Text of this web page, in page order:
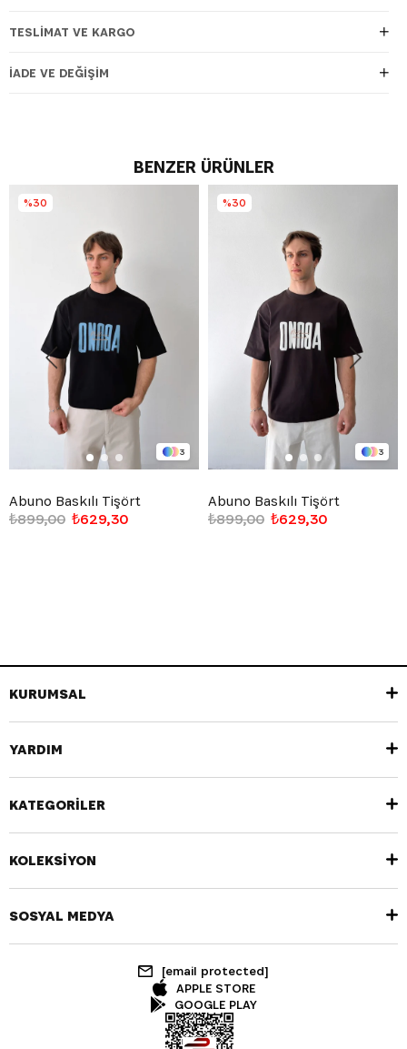
TESLIMAT VE KARGO
İADE VE DEĞIŞIM
BENZER ÜRÜNLER
3
Abuno Baskılı Tişört
₺629,30
₺899,00
%30
3
Abuno Baskılı Tişört
₺629,30
₺899,00
%30
KURUMSAL
YARDIM
KATEGORİLER
KOLEKSİYON
SOSYAL MEDYA
[email protected]
APPLE STORE
GOOGLE PLAY